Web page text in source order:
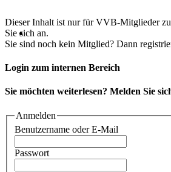
Dieser Inhalt ist nur für VVB-Mitglieder
Sie sich an.
Sie sind noch kein Mitglied? Dann
Login zum internen Bereich
Sie möchten weiterlesen? Melden Sie
Anmelden
Benutzername oder E-Mail
Passwort